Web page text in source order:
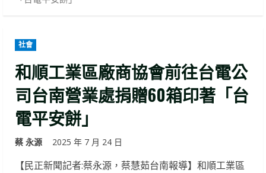
社會
和順工業區廠商協會前往台電公
司台南營業處捐贈60箱印著「台
電平安餅」
蔡 永源 2025 年 7 月 24 日
【民正新聞記者:蔡永源，蔡慧茹台南報導】和順工業區